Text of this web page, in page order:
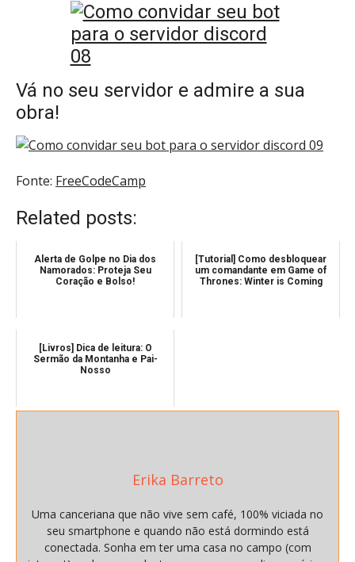
Vá no seu servidor e admire a sua
obra!
Fonte: FreeCodeCamp
Related posts:
Alerta de Golpe no Dia dos
Namorados: Proteja Seu
Coração e Bolso!
[Tutorial] Como desbloquear
um comandante em Game of
Thrones: Winter is Coming
[Livros] Dica de leitura: O
Sermão da Montanha e Pai-
Nosso
Erika Barreto
Uma canceriana que não vive sem café, 100% viciada no
seu smartphone e quando não está dormindo está
conectada. Sonha em ter uma casa no campo (com